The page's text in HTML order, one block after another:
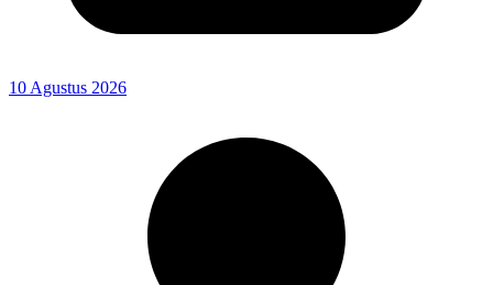
10 Agustus 2026